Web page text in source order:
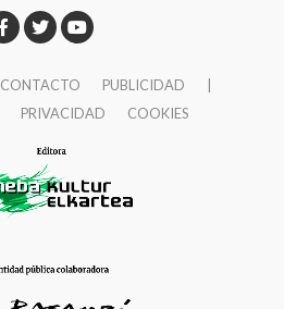
CONTACTO PUBLICIDAD
PRIVACIDAD COOKIES